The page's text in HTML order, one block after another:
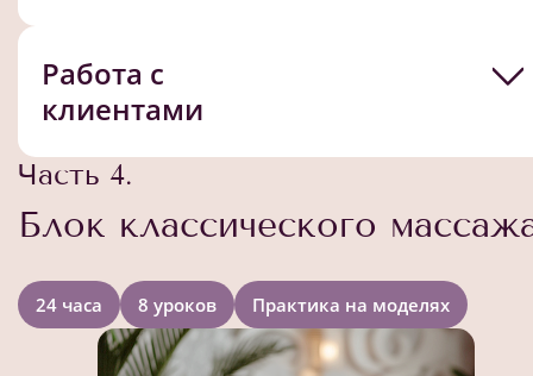
Работа с
клиентами
Часть 4.
Блок классического
24 часа 8 уроков Практика на моделях